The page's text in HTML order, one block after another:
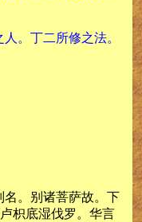
。丁二所修之法。
名。别诸菩萨故。下
枳底湿伐罗。华言